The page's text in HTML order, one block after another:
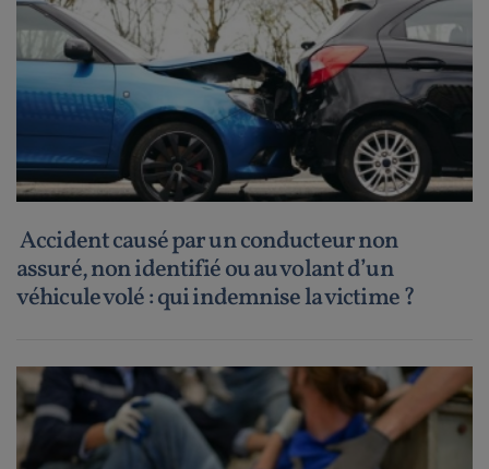
Accident causé par un conducteur non
assuré, non identifié ou au volant d’un
véhicule volé : qui indemnise la victime ?